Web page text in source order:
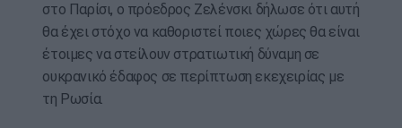
στο Παρίσι, ο πρόεδρος Ζελένσκι δήλωσε ότι αυτή
θα έχει στόχο να καθοριστεί ποιες χώρες θα είναι
έτοιμες να στείλουν στρατιωτική δύναμη σε
ουκρανικό έδαφος σε περίπτωση εκεχειρίας με
τη Ρωσία.